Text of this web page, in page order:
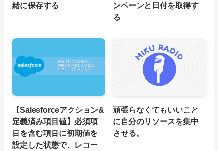
緒に保存する
ンペーンと日付を取得す
る
【Salesforceアクション&
定義済み項目値】必須項
目を含む項目に初期値を
設定した状態で、レコー
頑張らなくてもいいこと
に自分のリソースを集中
させる。